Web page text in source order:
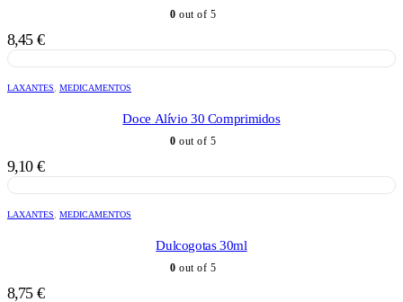
0 out of 5
8,45 €
LAXANTES MEDICAMENTOS
Doce Alívio 30 Comprimidos
0 out of 5
9,10 €
LAXANTES MEDICAMENTOS
Dulcogotas 30ml
0 out of 5
8,75 €